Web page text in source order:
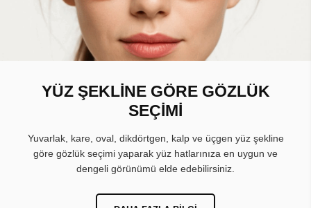
YÜZ ŞEKLİNE GÖRE GÖZLÜK
SEÇİMİ
Yuvarlak, kare, oval, dikdörtgen, kalp ve üçgen yüz şekline
göre gözlük seçimi yaparak yüz hatlarınıza en uygun ve
dengeli görünümü elde edebilirsiniz.